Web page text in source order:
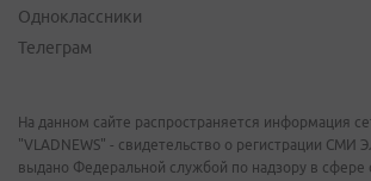
Одноклассники
Телеграм
На данном сайте распространяется информация
"VLADNEWS" - свидетельство о регистрации
выдано Федеральной службой по надзору в сфере